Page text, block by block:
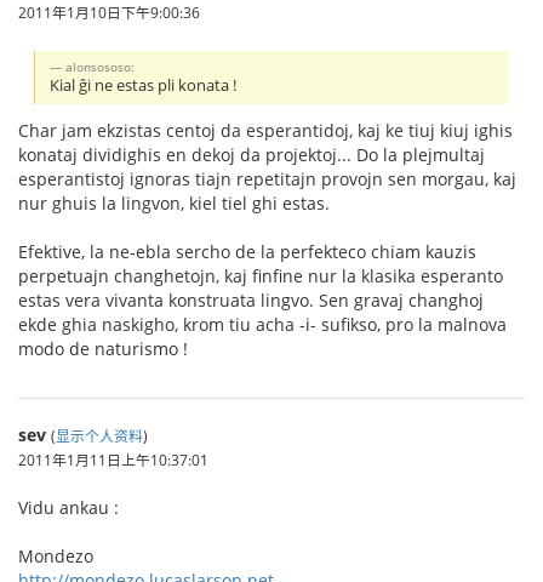
2011年1月10日下午9:00:36
alonsososo:
Kial ĝi ne estas pli konata !
Char jam ekzistas centoj da esperantidoj, kaj ke tiuj kiuj ighis
konataj dividighis en dekoj da projektoj... Do la plejmultaj
esperantistoj ignoras tiajn repetitajn provojn sen morgau, kaj
nur ghuis la lingvon, kiel tiel ghi estas.
Efektive, la ne-ebla sercho de la perfekteco chiam kauzis
perpetuajn changhetojn, kaj finfine nur la klasika esperanto
estas vera vivanta konstruata lingvo. Sen gravaj changhoj
ekde ghia naskigho, krom tiu acha -i- sufikso, pro la malnova
modo de naturismo !
sev (显示个人资料)
2011年1月11日上午10:37:01
Vidu ankau :
Mondezo